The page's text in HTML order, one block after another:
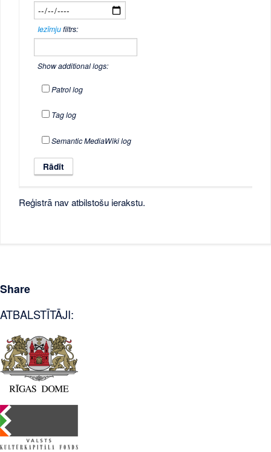
Iezīmjufiltrs:
Show additional logs:
Patrol log
Tag log
Semantic MediaWiki log
Reģistrā nav atbilstošu ierakstu.
Share
ATBALSTĪTĀJI: